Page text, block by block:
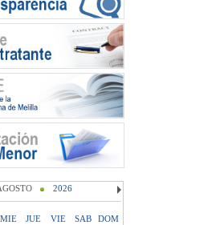
2026
MIE JUE VIE SAB DOM